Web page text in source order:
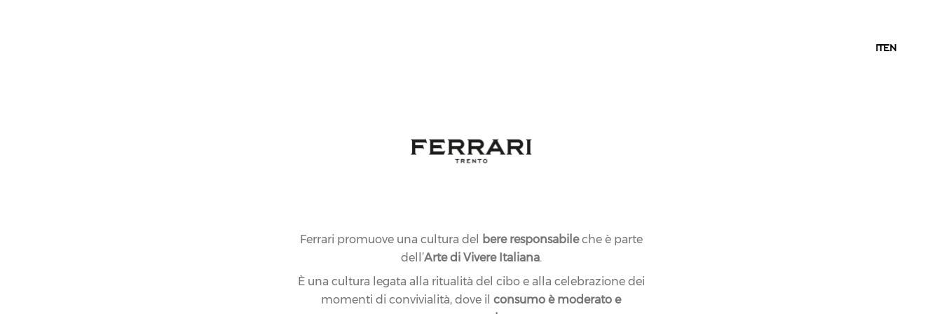
ITEN
Ferrari promuove una cultura del bere responsabileche è parte
dell’Arte di Vivere Italiana.
È una cultura legata alla ritualità del cibo e alla celebrazione dei
momenti di convivialità, dove il consumo è moderato e